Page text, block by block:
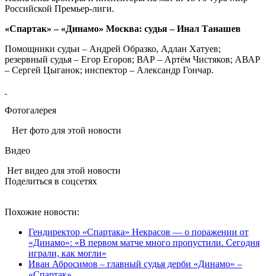
Российской Премьер-лиги.
«Спартак» – «Динамо» Москва: судья – Инал Танашев
Помощники судьи – Андрей Образко, Адлан Хатуев;
резервный судья – Егор Егоров; ВАР – Артём Чистяков; АВАР
– Сергей Цыганок; инспектор – Александр Гончар.
Фотогалерея
Нет фото для этой новости
Видео
Нет видео для этой новости
Поделиться в соцсетях
Похожие новости:
Гендиректор «Спартака» Некрасов — о поражении от
«Динамо»: «В первом матче много пропустили. Сегодня
играли, как могли»
Иван Абросимов – главный судья дерби «Динамо» –